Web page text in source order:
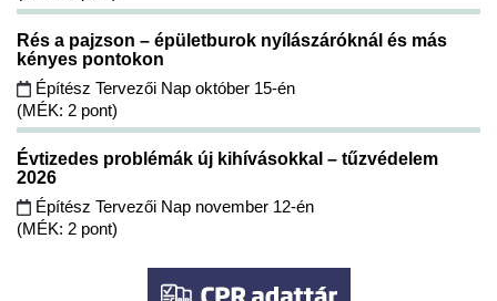
Rés a pajzson – épületburok nyílászáróknál és más
kényes pontokon
Építész Tervezői Nap október 15-én
(MÉK: 2 pont)
Évtizedes problémák új kihívásokkal – tűzvédelem
2026
Építész Tervezői Nap november 12-én
(MÉK: 2 pont)